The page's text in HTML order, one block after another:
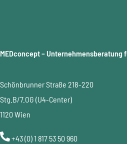
MEDconcept – Unternehmensberatung
Schönbrunner Straße 218-220
Stg.B/7.OG (U4-Center)
1120 Wien
+43 (0) 1 817 53 50 960